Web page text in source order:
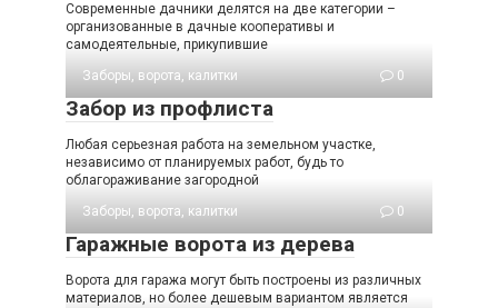
Современные дачники делятся на две категории –
организованные в дачные кооперативы и
самодеятельные, прикупившие
Заборы, ворота, калитки
0
Забор из профлиста
Любая серьезная работа на земельном участке,
независимо от планируемых работ, будь то
облагораживание загородной
Заборы, ворота, калитки
0
Гаражные ворота из дерева
Ворота для гаража могут быть построены из различных
материалов, но более дешевым вариантом является